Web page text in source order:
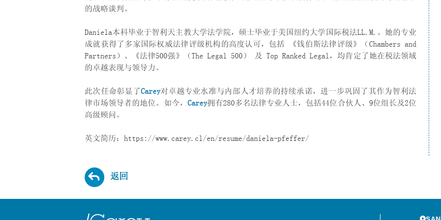
的战略谈判。
Daniela本科毕业于智利天主教大学法学院，硕士毕业于美国纽约大学国际税法LL.M.。她的专业
成就获得了多家国际权威法律评级机构的高度认可，包括 《钱伯斯法律评级》（Chambers and
Partners）、《法律500强》（The Legal 500） 及 Top Ranked Legal，均肯定了她在税法领域
的卓越表现与领导力。
此次任命彰显了Carey对卓越专业水准与内部人才培养的持续承诺，进一步巩固了其作为智利法
律市场领导者的地位。如今， Carey拥有280多名法律专业人士，包括44位合伙人、9位组长及2位
高级顾问。
英文简历：https://www.carey.cl/en/resume/daniela-pfeffer/
返回